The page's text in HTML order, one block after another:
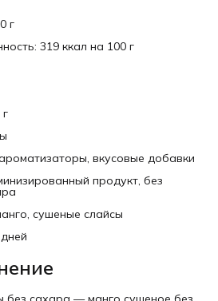
г
319 ккал на 100 г
вкусовые добавки
продукт, без
сушеные слайсы